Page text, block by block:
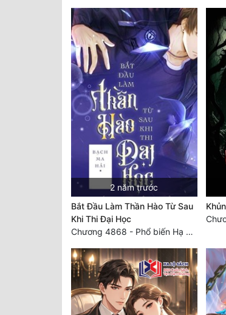
2 năm trước
Bắt Đầu Làm Thần Hào Từ Sau
Khi Thi Đại Học
Chương 4868 - Phổ biến Hạ Quốc tệ!